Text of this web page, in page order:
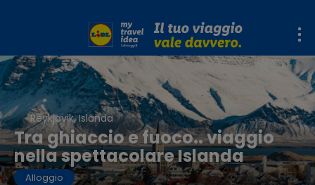
Reykjavik, Islanda
Tra ghiaccio e fuoco.. viaggio
nella spettacolare Islanda
Alloggio